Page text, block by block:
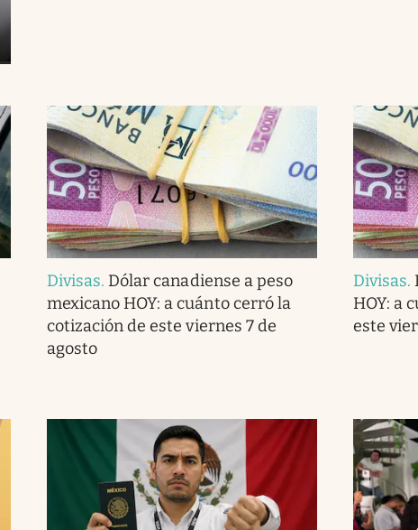
Divisas. Dólar canadiense a peso
mexicano HOY: a cuánto cerró la
cotización de este viernes 7 de
agosto
Divisas.
HOY: a
este